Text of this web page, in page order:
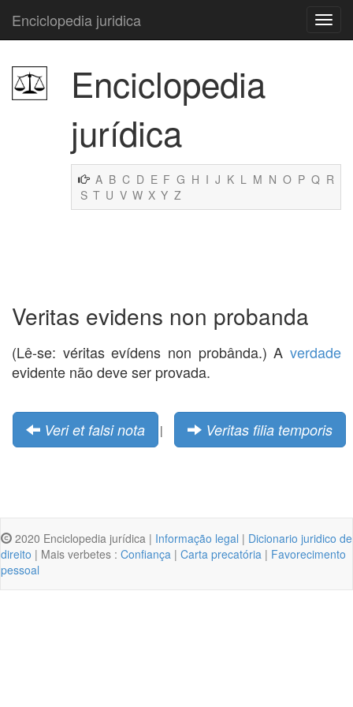
Enciclopedia juridica
Enciclopedia
jurídica
A B C D E F G H I J K L M N O P Q R
S T U V W X Y Z
Veritas evidens non probanda
(Lê-se: véritas evídens non probânda.) A verdade
evidente não deve ser provada.
Veri et falsi nota | Veritas filia temporis
2020 Enciclopedia jurídica | Informação legal | Dicionario juridico de
direito | Mais verbetes : Confiança | Carta precatória | Favorecimento
pessoal